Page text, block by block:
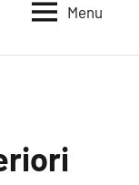
Menu